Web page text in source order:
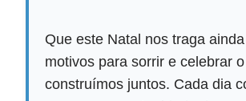
Que este Natal nos traga
motivos para sorrir e celebrar
construímos juntos. Cada dia